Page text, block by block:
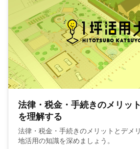
法律・税金・手続きのメリッ
を理解する
法律・税金・手続きのメリットとデメ
地活用の知識を深めましょう。